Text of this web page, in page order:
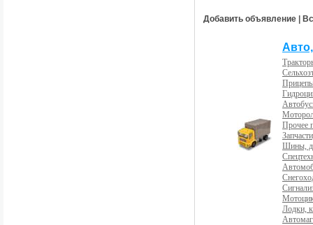
Добавить объявление |
Прочее
Шины,
Лодки,